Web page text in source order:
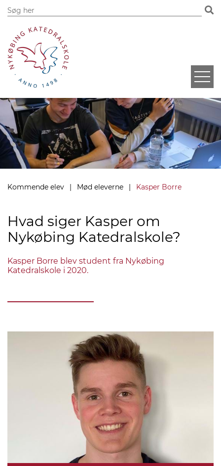
Kommende elev Mød eleverne Kasper Borre
Hvad siger Kasper om
Nykøbing Katedralskole?
Kasper Borre blev student fra Nykøbing
Katedralskole i 2020.